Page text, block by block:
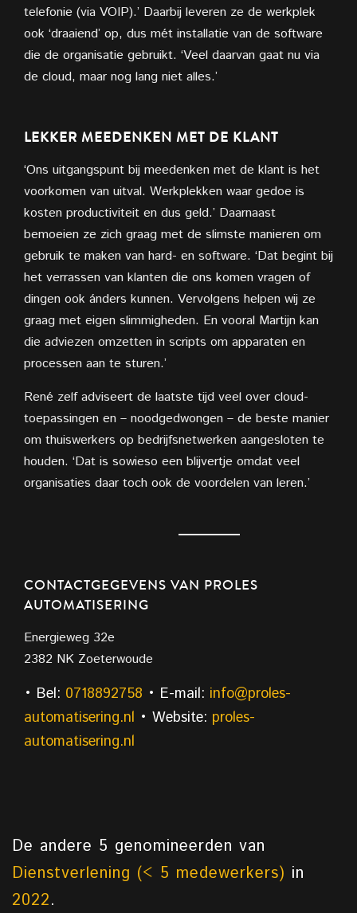
telefonie (via VOIP).’ Daarbij leveren ze de werkplek
ook ‘draaiend’ op, dus mét installatie van de software
die de organisatie gebruikt. ‘Veel daarvan gaat nu via
de cloud, maar nog lang niet alles.’
LEKKER MEEDENKEN MET DE KLANT
‘Ons uitgangspunt bij meedenken met de klant is het
voorkomen van uitval. Werkplekken waar gedoe is
kosten productiviteit en dus geld.’ Daarnaast
bemoeien ze zich graag met de slimste manieren om
gebruik te maken van hard- en software. ‘Dat begint bij
het verrassen van klanten die ons komen vragen of
dingen ook ánders kunnen. Vervolgens helpen wij ze
graag met eigen slimmigheden. En vooral Martijn kan
die adviezen omzetten in scripts om apparaten en
processen aan te sturen.’
René zelf adviseert de laatste tijd veel over cloud-
toepassingen en – noodgedwongen – de beste manier
om thuiswerkers op bedrijfsnetwerken aangesloten te
houden. ‘Dat is sowieso een blijvertje omdat veel
organisaties daar toch ook de voordelen van leren.’
CONTACTGEGEVENS VAN PROLES
AUTOMATISERING
Energieweg 32e
2382 NK Zoeterwoude
• Bel: 0718892758 • E-mail: info@proles-
automatisering.nl • Website: proles-
automatisering.nl
De andere 5 genomineerden van
Dienstverlening (< 5 medewerkers) in
2022.